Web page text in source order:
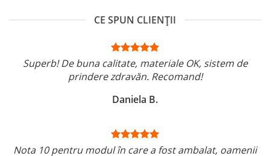
CE SPUN CLIENȚII
Superb! De buna calitate, materiale OK, sistem de
prindere zdravăn. Recomand!
Daniela B.
Nota 10 pentru modul în care a fost ambalat, oamenii